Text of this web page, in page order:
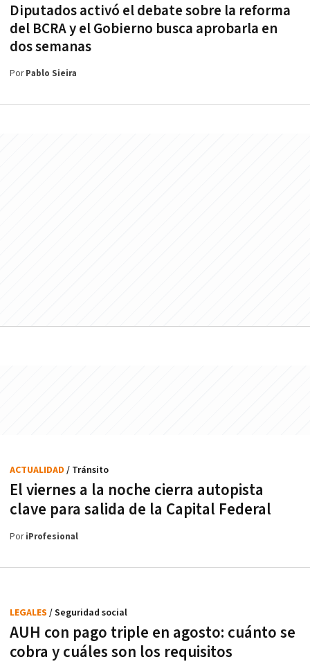
Diputados activó el debate sobre la reforma
del BCRA y el Gobierno busca aprobarla en
dos semanas
PorPablo Sieira
El viernes a la noche cierra autopista
clave para salida de la Capital Federal
ACTUALIDAD / Tránsito
PoriProfesional
AUH con pago triple en agosto: cuánto se
cobra y cuáles son los requisitos
LEGALES / Seguridad social